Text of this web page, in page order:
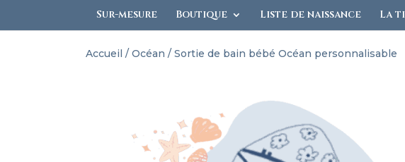
Sur-mesure Boutique Liste de naissance La
Accueil / Océan / Sortie de bain bébé Océan personnalisable